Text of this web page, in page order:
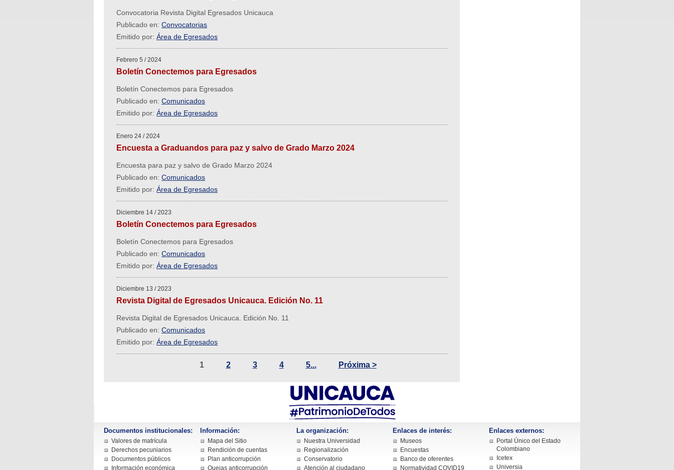
Convocatoria Revista Digital Egresados Unicauca
Publicado en: Convocatorias
Emitido por: Área de Egresados
Febrero 5 / 2024
Boletín Conectemos para Egresados
Boletín Conectemos para Egresados
Publicado en: Comunicados
Emitido por: Área de Egresados
Enero 24 / 2024
Encuesta a Graduandos para paz y salvo de Grado Marzo 2024
Encuesta para paz y salvo de Grado Marzo 2024
Publicado en: Comunicados
Emitido por: Área de Egresados
Diciembre 14 / 2023
Boletín Conectemos para Egresados
Boletín Conectemos para Egresados
Publicado en: Comunicados
Emitido por: Área de Egresados
Diciembre 13 / 2023
Revista Digital de Egresados Unicauca. Edición No. 11
Revista Digital de Egresados Unicauca. Edición No. 11
Publicado en: Comunicados
Emitido por: Área de Egresados
1 2 3 4 5... Próxima >
Documentos institucionales:
Valores de matrícula
Derechos pecuniarios
Documentos públicos
Información económica
Información:
Mapa del Sitio
Rendición de cuentas
Plan anticorrupción
Quejas anticorrupción
La organización:
Nuestra Universidad
Regionalización
Conservatorio
Atención al ciudadano
Enlaces de interés:
Museos
Encuestas
Banco de oferentes
Normatividad COVID19
Enlaces externos:
Portal Único del Estado
Colombiano
Icetex
Universia